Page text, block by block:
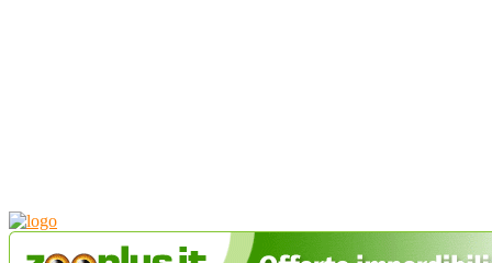
Beagle Italia
sito web dedicato alla razza beagle.